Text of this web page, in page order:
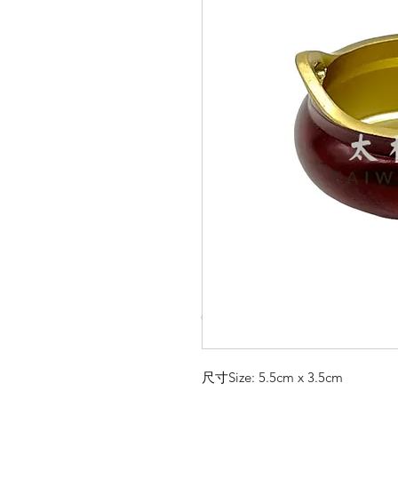
© Copyright Taiwo.online
尺寸Size: 5.5cm x 3.5cm